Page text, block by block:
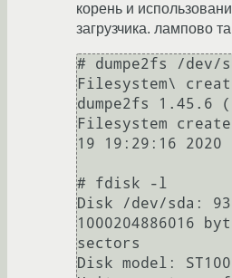
корень и
загрузчика. лампово
# dumpe2fs /dev/
Filesystem\
dumpe2fs 1.45.6
Filesystem
19 19:29:16 2020
# fdisk -l
Disk /dev/sda:
1000204886016
sectors
Disk model: